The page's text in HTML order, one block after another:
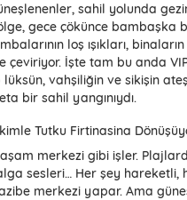
sahil yolunda
gece çökünce bambaşka
loş ışıkları,
çeviriyor. İşte tam bu anda
lüksün, vahşiliğin ve sikişin
bir sahil yangınıydı.
Tutku Firtinasina
merkezi gibi işler.
sesleri… Her şey hareketli,
cazibe merkezi yapar. Ama